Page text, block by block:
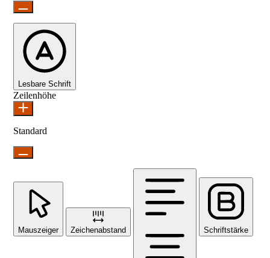
Lesbare Schrift
Zeilenhöhe
Standard
Mauszeiger Zeichenabstand Schriftstärke